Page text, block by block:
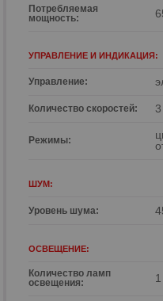
Потребляемая
мощность:
УПРАВЛЕНИЕ И ИНДИКАЦИЯ:
Управление:
Количество скоростей: 3
Режимы:
ШУМ:
Уровень шума:
ОСВЕЩЕНИЕ:
Количество ламп
освещения:
1